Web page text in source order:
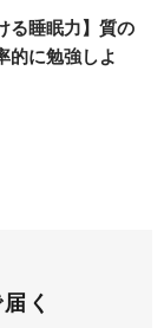
る睡眠力】質の
的に勉強しよ
く